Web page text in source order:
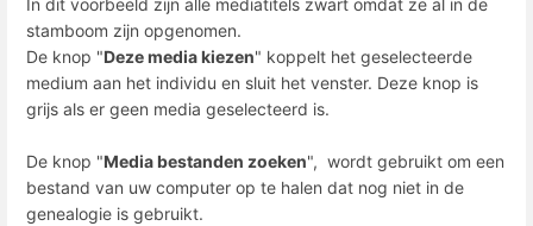
In dit voorbeeld zijn alle mediatitels zwart omdat ze al in de
stamboom zijn opgenomen.
De knop "Deze media kiezen" koppelt het geselecteerde
medium aan het individu en sluit het venster. Deze knop is
grijs als er geen media geselecteerd is.
De knop "Media bestanden zoeken", wordt gebruikt om een
​​bestand van uw computer op te halen dat nog niet in de
genealogie is gebruikt.